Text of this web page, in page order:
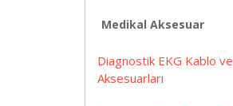
Medikal Aksesuar
Diagnostik EKG Kablo ve
Aksesuarları